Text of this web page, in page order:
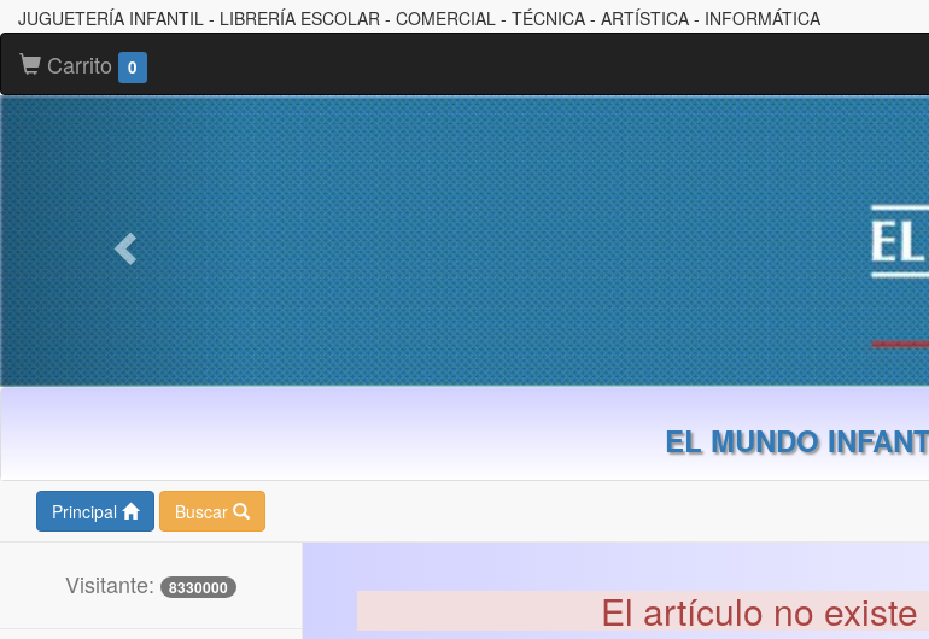
JUGUETERÍA INFANTIL - LIBRERÍA ESCOLAR - COMERCIAL - TÉCNICA - ARTÍSTICA - INFORMÁTICA
Carrito 0
EL MUNDO
Principal Buscar
Visitante: 8330000 El artículo no